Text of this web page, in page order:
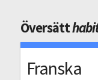
Översätt
Franska